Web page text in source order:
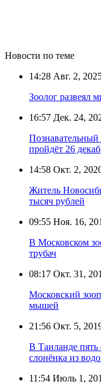
Новости по теме
14:28 Авг. 2,
Зоолог развеял
16:57 Дек. 24,
пройдёт 26
14:58 Окт. 2,
Житель
тысяч рублей
09:55 Ноя. 16,
В Московском
трубач
08:17 Окт. 31,
Московский
мышей
21:56 Окт. 5,
В Таиланде пять
слонёнка из
11:54 Июль 1,